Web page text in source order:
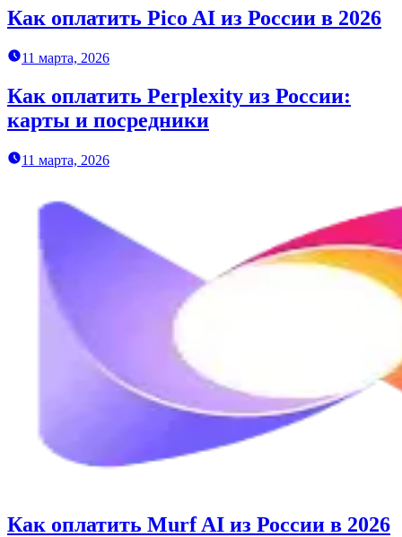
Как оплатить Pico AI из России в 2026
11 марта, 2026
Как оплатить Perplexity из России:
карты и посредники
11 марта, 2026
Как оплатить Murf AI из России в 2026